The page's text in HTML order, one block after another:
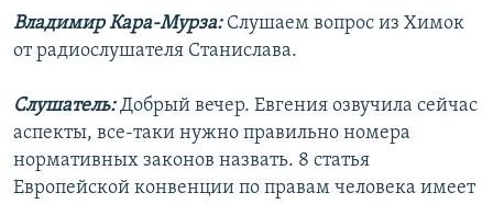
Владимир Кара-Мурза: Слушаем вопрос из Химок
от радиослушателя Станислава.
Слушатель:Добрый вечер. Евгения озвучила сейчас
аспекты, все-таки нужно правильно номера
нормативных законов назвать. 8 статья
Европейской конвенции по правам человека имеет